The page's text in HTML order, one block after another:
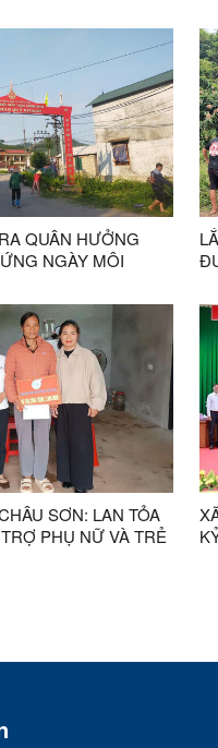
QUÂN HƯỞNG
NGÀY MÔI
NĂM 2026
SƠN: LAN TỎA
PHỤ NỮ VÀ TRẺ